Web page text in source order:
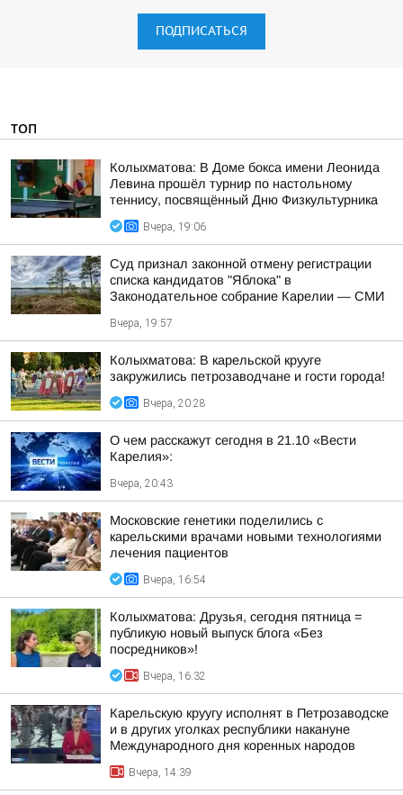
ПОДПИСАТЬСЯ
ТОП
Колыхматова: В Доме бокса имени Леонида
Левина прошёл турнир по настольному
теннису, посвящённый Дню Физкультурника
Вчера, 19:06
Суд признал законной отмену регистрации
списка кандидатов "Яблока" в
Законодательное собрание Карелии — СМИ
Вчера, 19:57
Колыхматова: В карельской крууге
закружились петрозаводчане и гости города!
Вчера, 20:28
О чем расскажут сегодня в 21.10 «Вести
Карелия»:
Вчера, 20:43
Московские генетики поделились с
карельскими врачами новыми технологиями
лечения пациентов
Вчера, 16:54
Колыхматова: Друзья, сегодня пятница =
публикую новый выпуск блога «Без
посредников»!
Вчера, 16:32
Карельскую круугу исполнят в Петрозаводске
и в других уголках республики накануне
Международного дня коренных народов
Вчера, 14:39